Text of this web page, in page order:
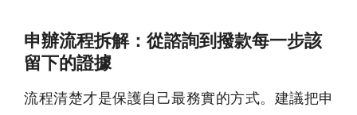
申辦流程拆解：從諮詢到撥款每一步該
留下的證據
流程清楚才是保護自己最務實的方式。建議把申